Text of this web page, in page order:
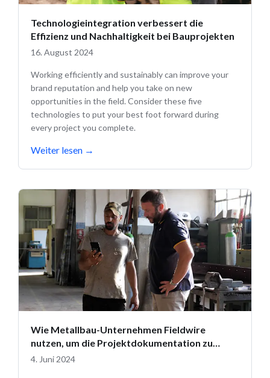
Technologieintegration verbessert die
Effizienz und Nachhaltigkeit bei Bauprojekten
16. August 2024
Working efficiently and sustainably can improve your
brand reputation and help you take on new
opportunities in the field. Consider these five
technologies to put your best foot forward during
every project you complete.
Weiter lesen →
Wie Metallbau-Unternehmen Fieldwire
nutzen, um die Projektdokumentation zu
verwalten
4. Juni 2024